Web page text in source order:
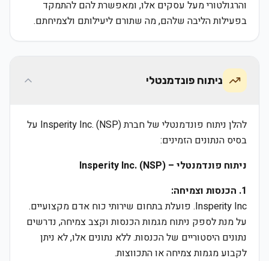
והרגולטורי מעל עסקים אלו, ומאפשרת להם להתמקד
בפעילות הליבה שלהם, מה שתורם ליעילותם ולצמיחתם.
ניתוח פונדמנטלי
להלן ניתוח פונדמנטלי של חברת Insperity Inc. (NSP) על
בסיס הנתונים הזמינים:
ניתוח פונדמנטלי – Insperity Inc. (NSP)
1. הכנסות וצמיחה:
Insperity Inc. פועלת בתחום שירותי כוח אדם מקצועיים.
על מנת לספק ניתוח מגמות הכנסות וקצב צמיחה, נדרשים
נתונים היסטוריים של הכנסות. ללא נתונים אלו, לא ניתן
לקבוע מגמות צמיחה או התכווצות.